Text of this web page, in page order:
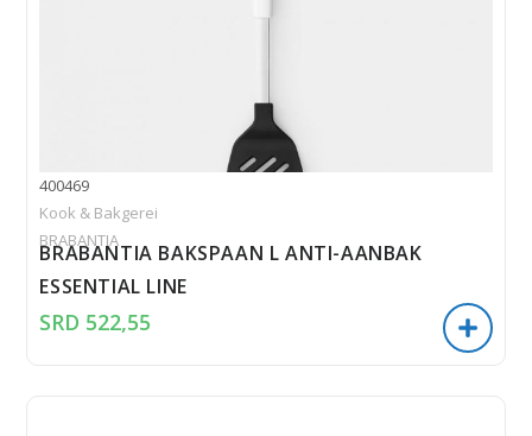
400469
Kook & Bakgerei
BRABANTIA
BRABANTIA BAKSPAAN L ANTI-AANBAK
ESSENTIAL LINE
SRD 522,55